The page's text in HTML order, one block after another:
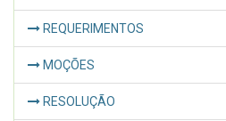
REQUERIMENTOS
MOÇÕES
RESOLUÇÃO